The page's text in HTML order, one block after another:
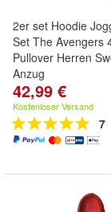
2er set Hoodie
Set The Avengers
Pullover Herren
Anzug
42,99 €
Kostenloser Versand
7